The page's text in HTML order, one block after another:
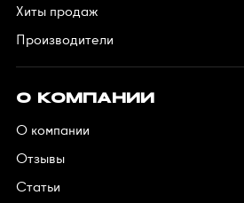
Хиты продаж
Производители
О КОМПАНИИ
О компании
Отзывы
Статьи